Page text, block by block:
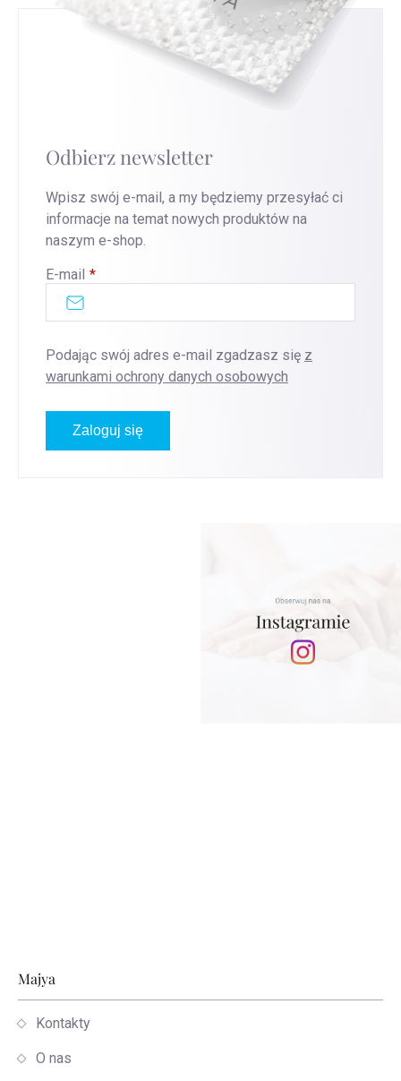
Odbierz newsletter
Wpisz swój e-mail, a my będziemy przesyłać ci
informacje na temat nowych produktów na
naszym e-shop.
E-mail
Podając swój adres e-mail zgadzasz się z
warunkami ochrony danych osobowych
Zaloguj się
Stopka
Majya
Kontakty
O nas